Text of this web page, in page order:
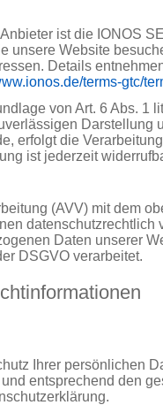
ist die IONOS
unsere Website
Details
terms-gtc/
von Art. 6 Abs. 1
Darstellung
erfolgt die
ist jederzeit
(AVV) mit dem
datenschutzrechtlich
Daten unserer
DSGVO verarbeitet.
Ihrer persönlichen
entsprechend den